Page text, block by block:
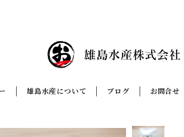
雄島水産について ブログ お問合せ